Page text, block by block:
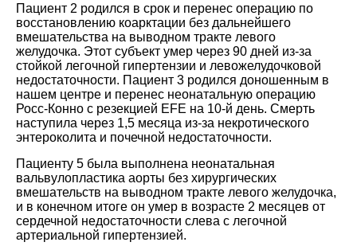
Пациент 2 родился в срок и перенес операцию по
восстановлению коарктации без дальнейшего
вмешательства на выводном тракте левого
желудочка. Этот субъект умер через 90 дней из-за
стойкой легочной гипертензии и левожелудочковой
недостаточности. Пациент 3 родился доношенным в
нашем центре и перенес неонатальную операцию
Росс-Конно с резекцией EFE на 10-й день. Смерть
наступила через 1,5 месяца из-за некротического
энтероколита и почечной недостаточности.
Пациенту 5 была выполнена неонатальная
вальвулопластика аорты без хирургических
вмешательств на выводном тракте левого желудочка,
и в конечном итоге он умер в возрасте 2 месяцев от
сердечной недостаточности слева с легочной
артериальной гипертензией.